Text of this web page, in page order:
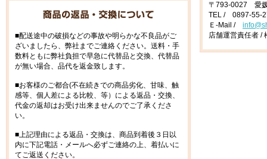
■配送途中の破損などの事故や明らかな不良品がご
ざいましたら、弊社までご連絡ください。送料・手
数料ともに弊社負担で早急に代替品と交換、代替品
が無い場合、品代を返金致します。
■お客様のご都合(不在続きでの商品劣化、甘味、触
感等、個人差による比較、等）による返品・交換、
代金の返却はお受け出来ませんのでご了承くださ
い。
■上記理由による返品・交換は、商品到着後３日以
内に下記電話・メールへ必ずご連絡の上、着払いに
てご返送ください。
〒793-0027 愛
TEL / 0897-55-
Ｅ-Mail /
店舗運営責任者 /